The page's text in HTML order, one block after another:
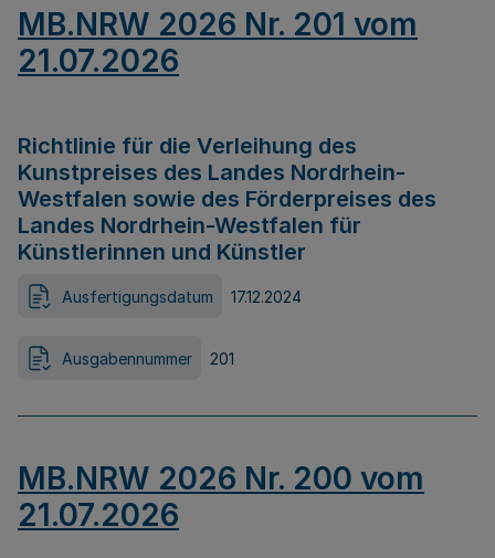
MB.NRW 2026 Nr. 201 vom
21.07.2026
Richtlinie für die Verleihung des
Kunstpreises des Landes Nordrhein-
Westfalen sowie des Förderpreises des
Landes Nordrhein-Westfalen für
Künstlerinnen und Künstler
Ausfertigungsdatum 17.12.2024
Ausgabennummer 201
MB.NRW 2026 Nr. 200 vom
21.07.2026